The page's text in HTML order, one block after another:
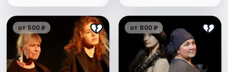
от 500 ₽ от 800 ₽